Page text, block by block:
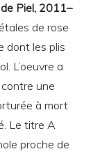
Piel, 2011–
de rose
dont les plis
L’oeuvre a
une
à mort
Le titre A
proche de